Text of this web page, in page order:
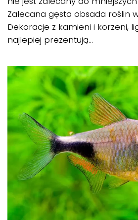
Zalecana gęsta obsada roślin
Dekoracje z kamieni i korzeni,
najlepiej prezentują...